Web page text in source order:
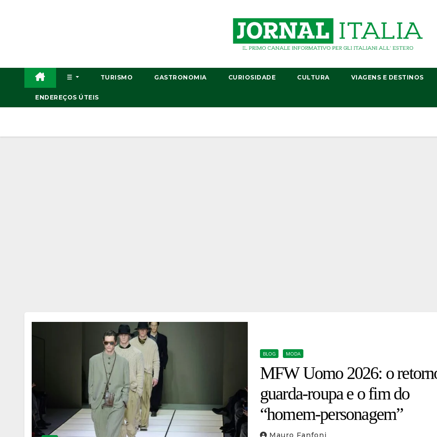
☰ TURISMO GASTRONOMIA CURIOSIDADE CULTURA VIAGENS E DESTINOS
ENDEREÇOS ÚTEIS
BLOG MODA
MFW Uomo 2026: o
guarda-roupa e o fim do
“homem-personagem”
Mauro Fanfoni